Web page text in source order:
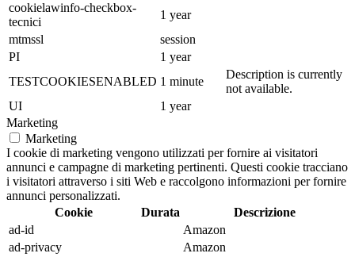
cookielawinfo-checkbox-
tecnici
1 year
mtmssl
session
PI
1 year
TESTCOOKIESENABLED 1 minute
Description is currently
not available.
UI
1 year
Marketing
Marketing
I cookie di marketing vengono utilizzati per fornire ai visitatori
annunci e campagne di marketing pertinenti. Questi cookie tracciano
i visitatori attraverso i siti Web e raccolgono informazioni per fornire
annunci personalizzati.
Cookie
Durata
Descrizione
ad-id
Amazon
ad-privacy
Amazon